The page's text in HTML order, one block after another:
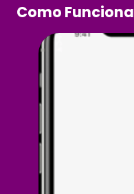
Como Funciona